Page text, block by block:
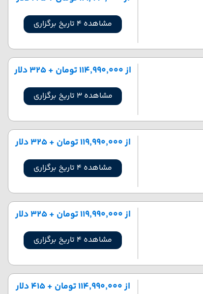
مشاهده 4 تاریخ برگزاری
از ۱۱۴٬۹۹۰٬۰۰۰ تومان + ۳۲۵ دلار
مشاهده 3 تاریخ برگزاری
از ۱۱۹٬۹۹۰٬۰۰۰ تومان + ۳۲۵ دلار
مشاهده 4 تاریخ برگزاری
از ۱۱۹٬۹۹۰٬۰۰۰ تومان + ۳۲۵ دلار
مشاهده 4 تاریخ برگزاری
از ۱۱۴٬۹۹۰٬۰۰۰ تومان + ۴۱۵ دلار